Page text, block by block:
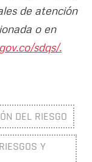
de atención
o en
sdqs/.
DEL RIESGO
Y